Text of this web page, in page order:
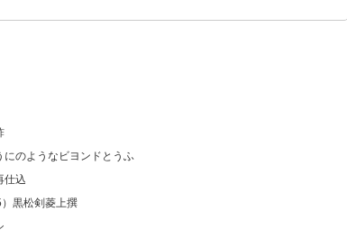
のようなビヨンドとうふ
仕込
黒松剣菱上撰